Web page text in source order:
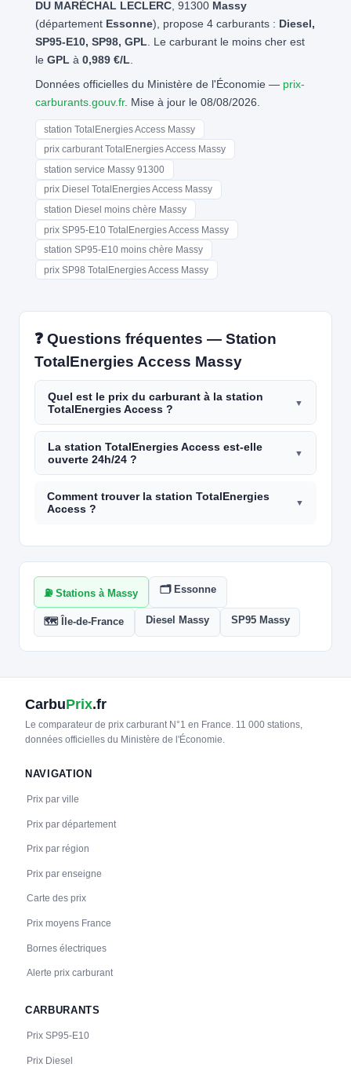
DU MARÉCHAL LECLERC, 91300 Massy
(département Essonne), propose 4 carburants : Diesel,
SP95-E10, SP98, GPL . Le carburant le moins cher est
le GPL à 0,989 €/L
Données officielles du Ministère de l'Économie — prix-
carburants.gouv.fr. Mise à jour le 08/08/2026.
station TotalEnergies Access Massy
prix carburant TotalEnergies Access Massy
station service Massy 91300
prix Diesel TotalEnergies Access Massy
station Diesel moins chère Massy
prix SP95-E10 TotalEnergies Access Massy
station SP95-E10 moins chère Massy
prix SP98 TotalEnergies Access Massy
❓ Questions fréquentes — Station
TotalEnergies Access Massy
Quel est le prix du carburant à la station
TotalEnergies Access ?
La station TotalEnergies Access est-elle
ouverte 24h/24 ?
Comment trouver la station TotalEnergies
Access ?
⛽ Stations à Massy 🗂️ Essonne
🗺️ Île-de-France Diesel Massy SP95 Massy
CarbuPrix.fr
Le comparateur de prix carburant N°1 en France. 11 000 stations,
données officielles du Ministère de l'Économie.
NAVIGATION
Prix par ville
Prix par département
Prix par région
Prix par enseigne
Carte des prix
Prix moyens France
Bornes électriques
Alerte prix carburant
CARBURANTS
Prix SP95-E10
Prix Diesel